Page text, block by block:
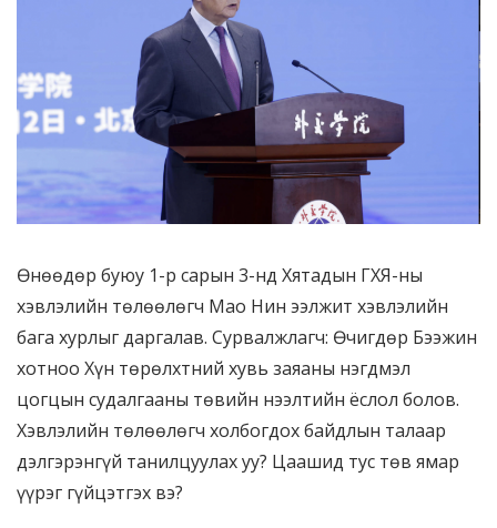
Өнөөдөр буюу 1-р сарын 3-нд Хятадын ГХЯ-ны
хэвлэлийн төлөөлөгч Мао Нин ээлжит хэвлэлийн
бага хурлыг даргалав. Сурвалжлагч: Өчигдөр Бээжин
хотноо Хүн төрөлхтний хувь заяаны нэгдмэл
цогцын судалгааны төвийн нээлтийн ёслол болов.
Хэвлэлийн төлөөлөгч холбогдох байдлын талаар
дэлгэрэнгүй танилцуулах уу? Цаашид тус төв ямар
үүрэг гүйцэтгэх вэ?